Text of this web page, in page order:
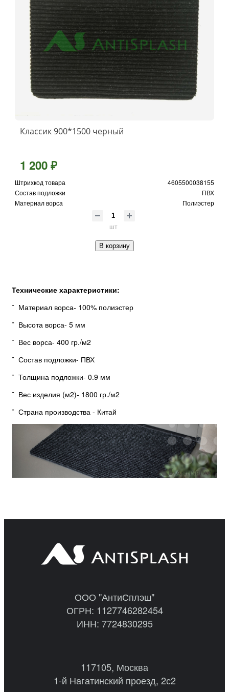
Классик 900*1500 черный
1 200 ₽
Штрихкод товара
4605500038155
Состав подложки
ПВХ
Материал ворса
Полиэстер
шт
В корзину
Технические характеристики:
¨ Материал ворса- 100% полиэстер
¨ Высота ворса- 5 мм
¨ Вес ворса- 400 гр./м2
¨ Состав подложки- ПВХ
¨ Толщина подложки- 0.9 мм
¨ Вес изделия (м2)- 1800 гр./м2
¨ Страна производства - Китай
ООО "АнтиСплэш"
ОГРН: 1127746282454
ИНН: 7724830295
117105, Москва
1-й Нагатинский проезд, 2с2